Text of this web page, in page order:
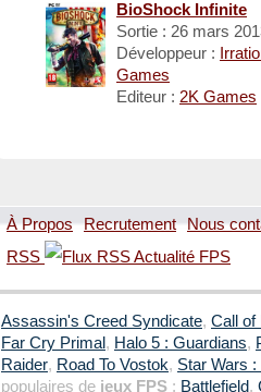
BioShock Infinite
Sortie : 26 mars
Développeur :
Games
Editeur : 2K Games
À Propos Recrutement Nous
RSS
Assassin's Creed Syndicate, Call of
Far Cry Primal , Halo 5 : Guardians,
Raider, Road To Vostok, Star Wars :
populaires de jeux FPS : Battlefield,